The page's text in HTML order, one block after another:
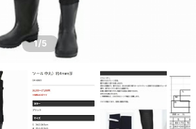
1/5